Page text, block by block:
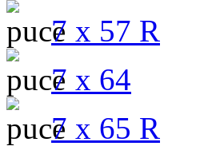
7 x 57 R
7 x 64
7 x 65 R